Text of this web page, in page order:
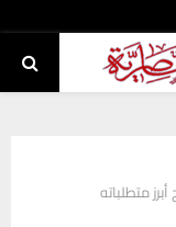
متطلباته